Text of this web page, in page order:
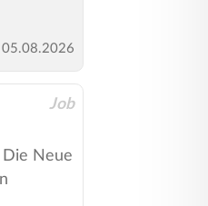
05.08.2026
Job
Die Neue